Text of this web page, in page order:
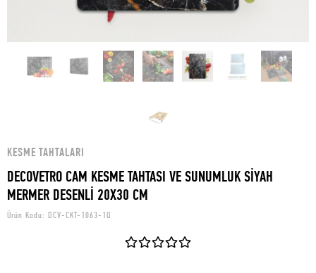
KESME TAHTALARI
DECOVETRO CAM KESME TAHTASI VE SUNUMLUK SİYAH
MERMER DESENLİ 20X30 CM
Ürün Kodu: DCV-CKT-1063-1Q